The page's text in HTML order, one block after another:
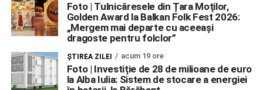
Foto | Tulnicăresele din Țara Moților,
Golden Award la Balkan Folk Fest 2026:
„Mergem mai departe cu aceeași
dragoste pentru folclor”
ŞTIREA ZILEI acum 19 ore
Foto | Investiție de 28 de milioane de euro
la Alba Iulia: Sistem de stocare a energiei